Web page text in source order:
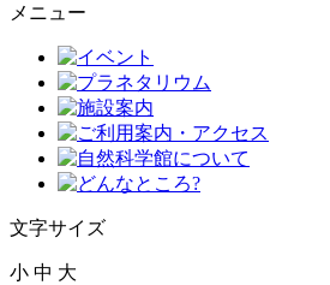
メニュー
文字サイズ
小 中 大